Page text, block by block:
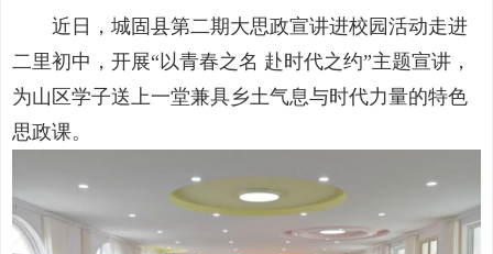
近日，城固县第二期大思政宣讲进校园活动走进
二里初中，开展“以青春之名 赴时代之约”主题宣讲，
为山区学子送上一堂兼具乡土气息与时代力量的特色
思政课。